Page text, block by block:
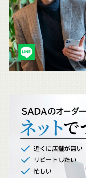
ら
も
チ
ェ